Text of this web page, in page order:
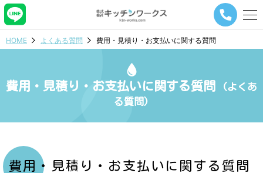
メ
ー
ゲ
ー
ン
HOME よくある質問 費用・見積り・お支払いに関する質問
費用・見積り・お支払いに関する質問
(よくあ
る質問)
費用・見積り・お支払いに関する質問